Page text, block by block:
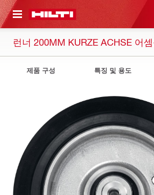
으로 건너뛰기
런너 200MM KURZE ACHSE 어
제품 구성 특징 및 용도